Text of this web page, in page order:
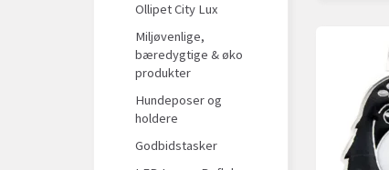
Ollipet City Lux
Miljøvenlige,
bæredygtige & øko
produkter
Hundeposer og
holdere
Godbidstasker